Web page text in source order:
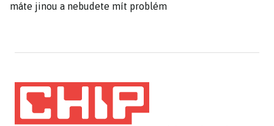
máte jinou a nebudete mít problém